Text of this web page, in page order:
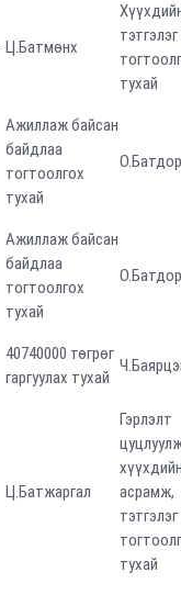
Ц.Батмөнх
тэтгэлэг
тухай
Ажиллаж байсан
байдлаа
тогтоолгох
тухай
Ажиллаж байсан
байдлаа
тогтоолгох
тухай
40740000 төгрөг
гаргуулах тухай
Ц.Батжаргал
Гэрлэлт
асрамж,
тэтгэлэг
тухай